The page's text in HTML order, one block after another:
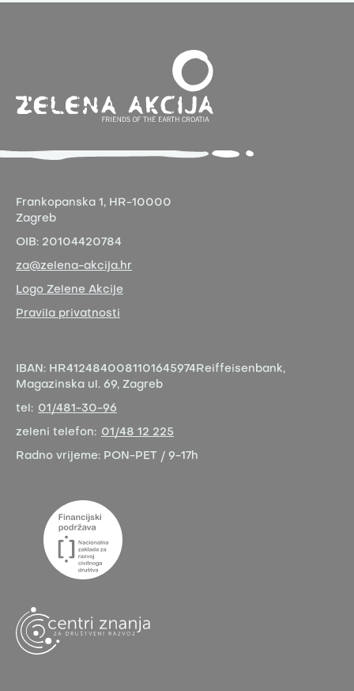
Frankopanska 1, HR-10000
Zagreb
OIB: 20104420784
za@zelena-akcija.hr
Logo Zelene Akcije
Pravila privatnosti
IBAN: HR4124840081101645974 Reiffeisenbank,
Magazinska ul. 69, Zagreb
tel: 01/481-30-96
zeleni telefon: 01/48 12 225
Radno vrijeme: PON-PET / 9-17h